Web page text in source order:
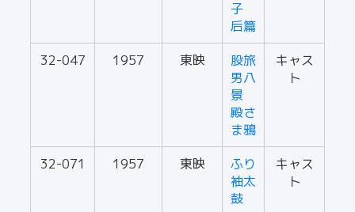
子
后篇
32-047 1957 東映
股旅
男八
景
殿さ
ま鴉
キャス
ト
32-071 1957 東映
ふり
袖太
鼓
キャス
ト